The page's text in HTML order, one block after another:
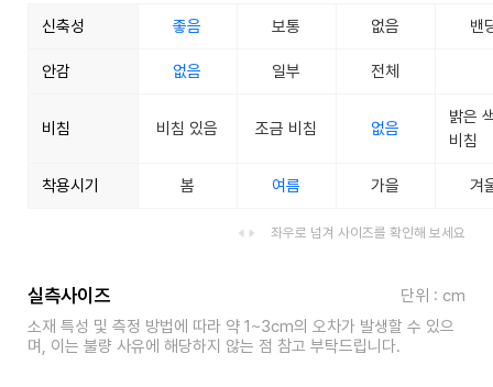
신축성 좋음 보통 없음 밴
안감 없음 일부 전체
비침 비침 있음 조금 비침 없음
밝은
비침
착용시기 봄 여름 가을 겨
좌우로 넘겨 사이즈를 확인해 보세요
실측사이즈
단위 : cm
소재 특성 및 측정 방법에 따라 약 1~3cm의 오차가 발생할 수 있으
며, 이는 불량 사유에 해당하지 않는 점 참고 부탁드립니다.